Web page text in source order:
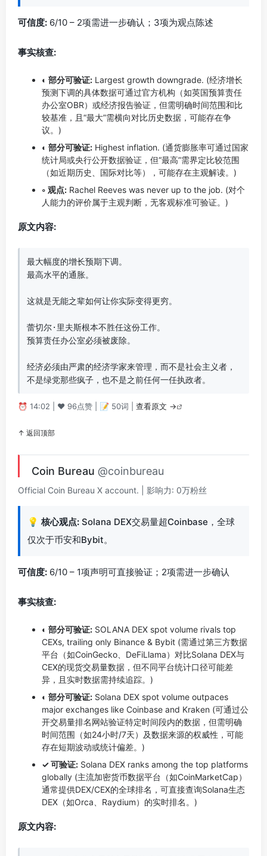
可信度: 6/10 – 2项需进一步确认；3项为观点陈述
事实核查:
◐ 部分可验证: Largest growth downgrade. (经济增长
预测下调的具体数据可通过官方机构（如英国预算责任
办公室OBR）或经济报告验证，但需明确时间范围和比
较基准，且“最大”需横向对比历史数据，可能存在争
议。)
◐ 部分可验证: Highest inflation. (通货膨胀率可通过国家
统计局或央行公开数据验证，但“最高”需界定比较范围
（如近期历史、国际对比等），可能存在主观解读。)
◦ 观点: Rachel Reeves was never up to the job. (对个
人能力的评价属于主观判断，无客观标准可验证。)
原文内容:
最大幅度的增长预期下调。
最高水平的通胀。
这就是无能之辈如何让你实际变得更穷。
蕾切尔·里夫斯根本不胜任这份工作。
预算责任办公室必须被废除。
经济必须由严肃的经济学家来管理，而不是社会主义者，
不是绿党那些疯子，也不是之前任何一任执政者。
⏰ 14:02 | ❤️ 96点赞 | 📝 50词 | 查看原文 →
↑ 返回顶部
Coin Bureau @coinbureau
Official Coin Bureau X account. | 影响力: 0万粉丝
💡 核心观点: Solana DEX交易量超Coinbase，全球
仅次于币安和Bybit。
可信度: 6/10 – 1项声明可直接验证；2项需进一步确认
事实核查:
◐ 部分可验证: SOLANA DEX spot volume rivals top
CEXs, trailing only Binance & Bybit (需通过第三方数据
平台（如CoinGecko、DeFiLlama）对比Solana DEX与
CEX的现货交易量数据，但不同平台统计口径可能差
异，且实时数据需持续追踪。)
◐ 部分可验证: Solana DEX spot volume outpaces
major exchanges like Coinbase and Kraken (可通过公
开交易量排名网站验证特定时间段内的数据，但需明确
时间范围（如24小时/7天）及数据来源的权威性，可能
存在短期波动或统计偏差。)
✓ 可验证: Solana DEX ranks among the top platforms
globally (主流加密货币数据平台（如CoinMarketCap）
通常提供DEX/CEX的全球排名，可直接查询Solana生态
DEX（如Orca、Raydium）的实时排名。)
原文内容: